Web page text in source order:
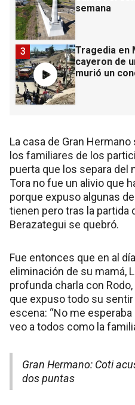
semana
Tragedia en
cayeron de
murió un
3
La casa de Gran
los familiares de los
puerta que los separa del
Tora no fue un alivio que
porque expuso algunas
tienen pero tras la partida
Berazategui se quebró.
Fue entonces que en al
eliminación de su mamá,
profunda charla con
que expuso todo su
escena: “No me
veo a todos como la
Gran Hermano: Coti
dos puntas